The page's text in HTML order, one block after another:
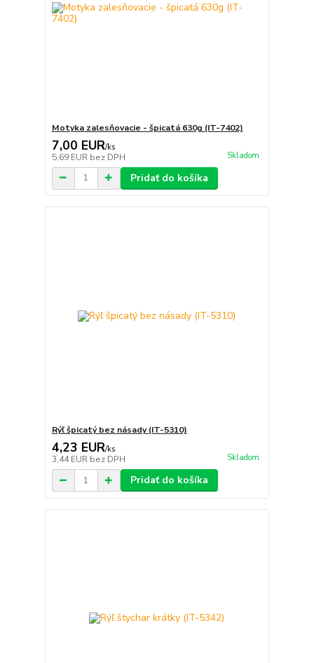
Motyka zalesňovacie - špicatá 630g (IT-7402)
7,00 EUR/ks
5,69 EUR bez DPH Skladom
Pridať do košíka
Rýľ špicatý bez násady (IT-5310)
4,23 EUR/ks
3,44 EUR bez DPH Skladom
Pridať do košíka